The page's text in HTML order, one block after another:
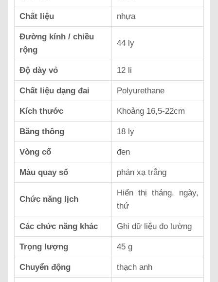
Chất liệu nhựa
Đường kính / chiều
rộng
44 ly
Độ dày vỏ 12 li
Chất liệu dạng đai Polyurethane
Kích thước Khoảng 16,5-22cm
Băng thông 18 ly
Vòng cổ đen
Màu quay số phản xạ trắng
Chức năng lịch
Hiển thị tháng, ngày,
thứ
Các chức năng khác Ghi dữ liệu đo lường
Trọng lượng 45 g
Chuyển động thạch anh